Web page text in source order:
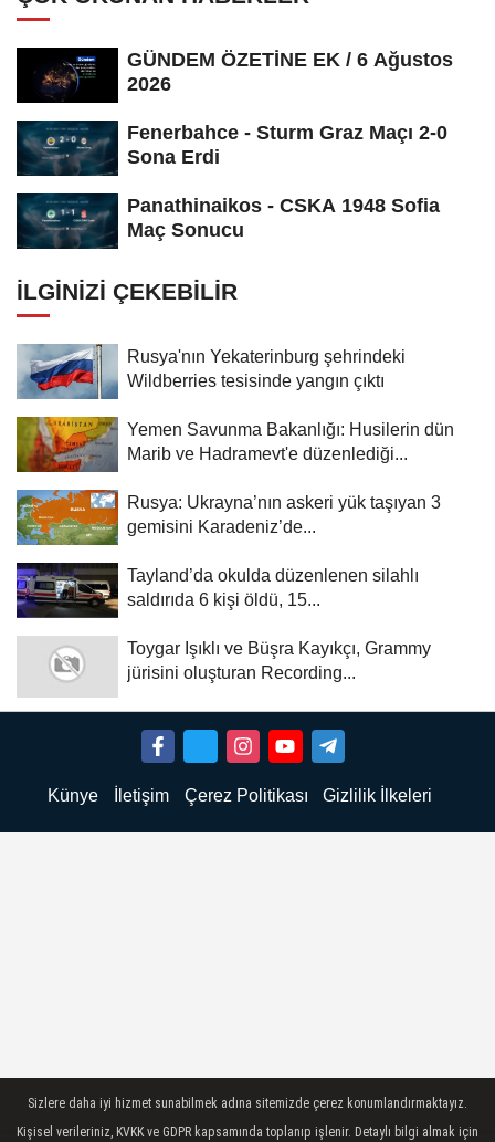
GÜNDEM ÖZETİNE EK / 6 Ağustos
2026
Fenerbahce - Sturm Graz Maçı 2-0
Sona Erdi
Panathinaikos - CSKA 1948 Sofia
Maç Sonucu
İLGINIZI ÇEKEBILIR
Rusya'nın Yekaterinburg şehrindeki
Wildberries tesisinde yangın çıktı
Yemen Savunma Bakanlığı: Husilerin dün
Marib ve Hadramevt'e düzenlediği...
Rusya: Ukrayna’nın askeri yük taşıyan 3
gemisini Karadeniz’de...
Tayland’da okulda düzenlenen silahlı
saldırıda 6 kişi öldü, 15...
Toygar Işıklı ve Büşra Kayıkçı, Grammy
jürisini oluşturan Recording...
Künye İletişim Çerez Politikası Gizlilik İlkeleri
Sizlere daha iyi hizmet sunabilmek adına sitemizde çerez konumlandırmaktayız.
Kişisel verileriniz, KVKK ve GDPR kapsamında toplanıp işlenir. Detaylı bilgi almak için